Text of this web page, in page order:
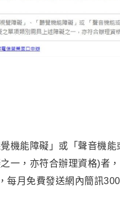
機能障礙」或「聲音機能
一，亦符合辦理資格)者
每月免費發送網內簡訊